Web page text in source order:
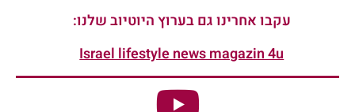
עקבו אחרינו גם בערוץ היוטיוב שלנו:
Israel lifestyle news magazin 4u